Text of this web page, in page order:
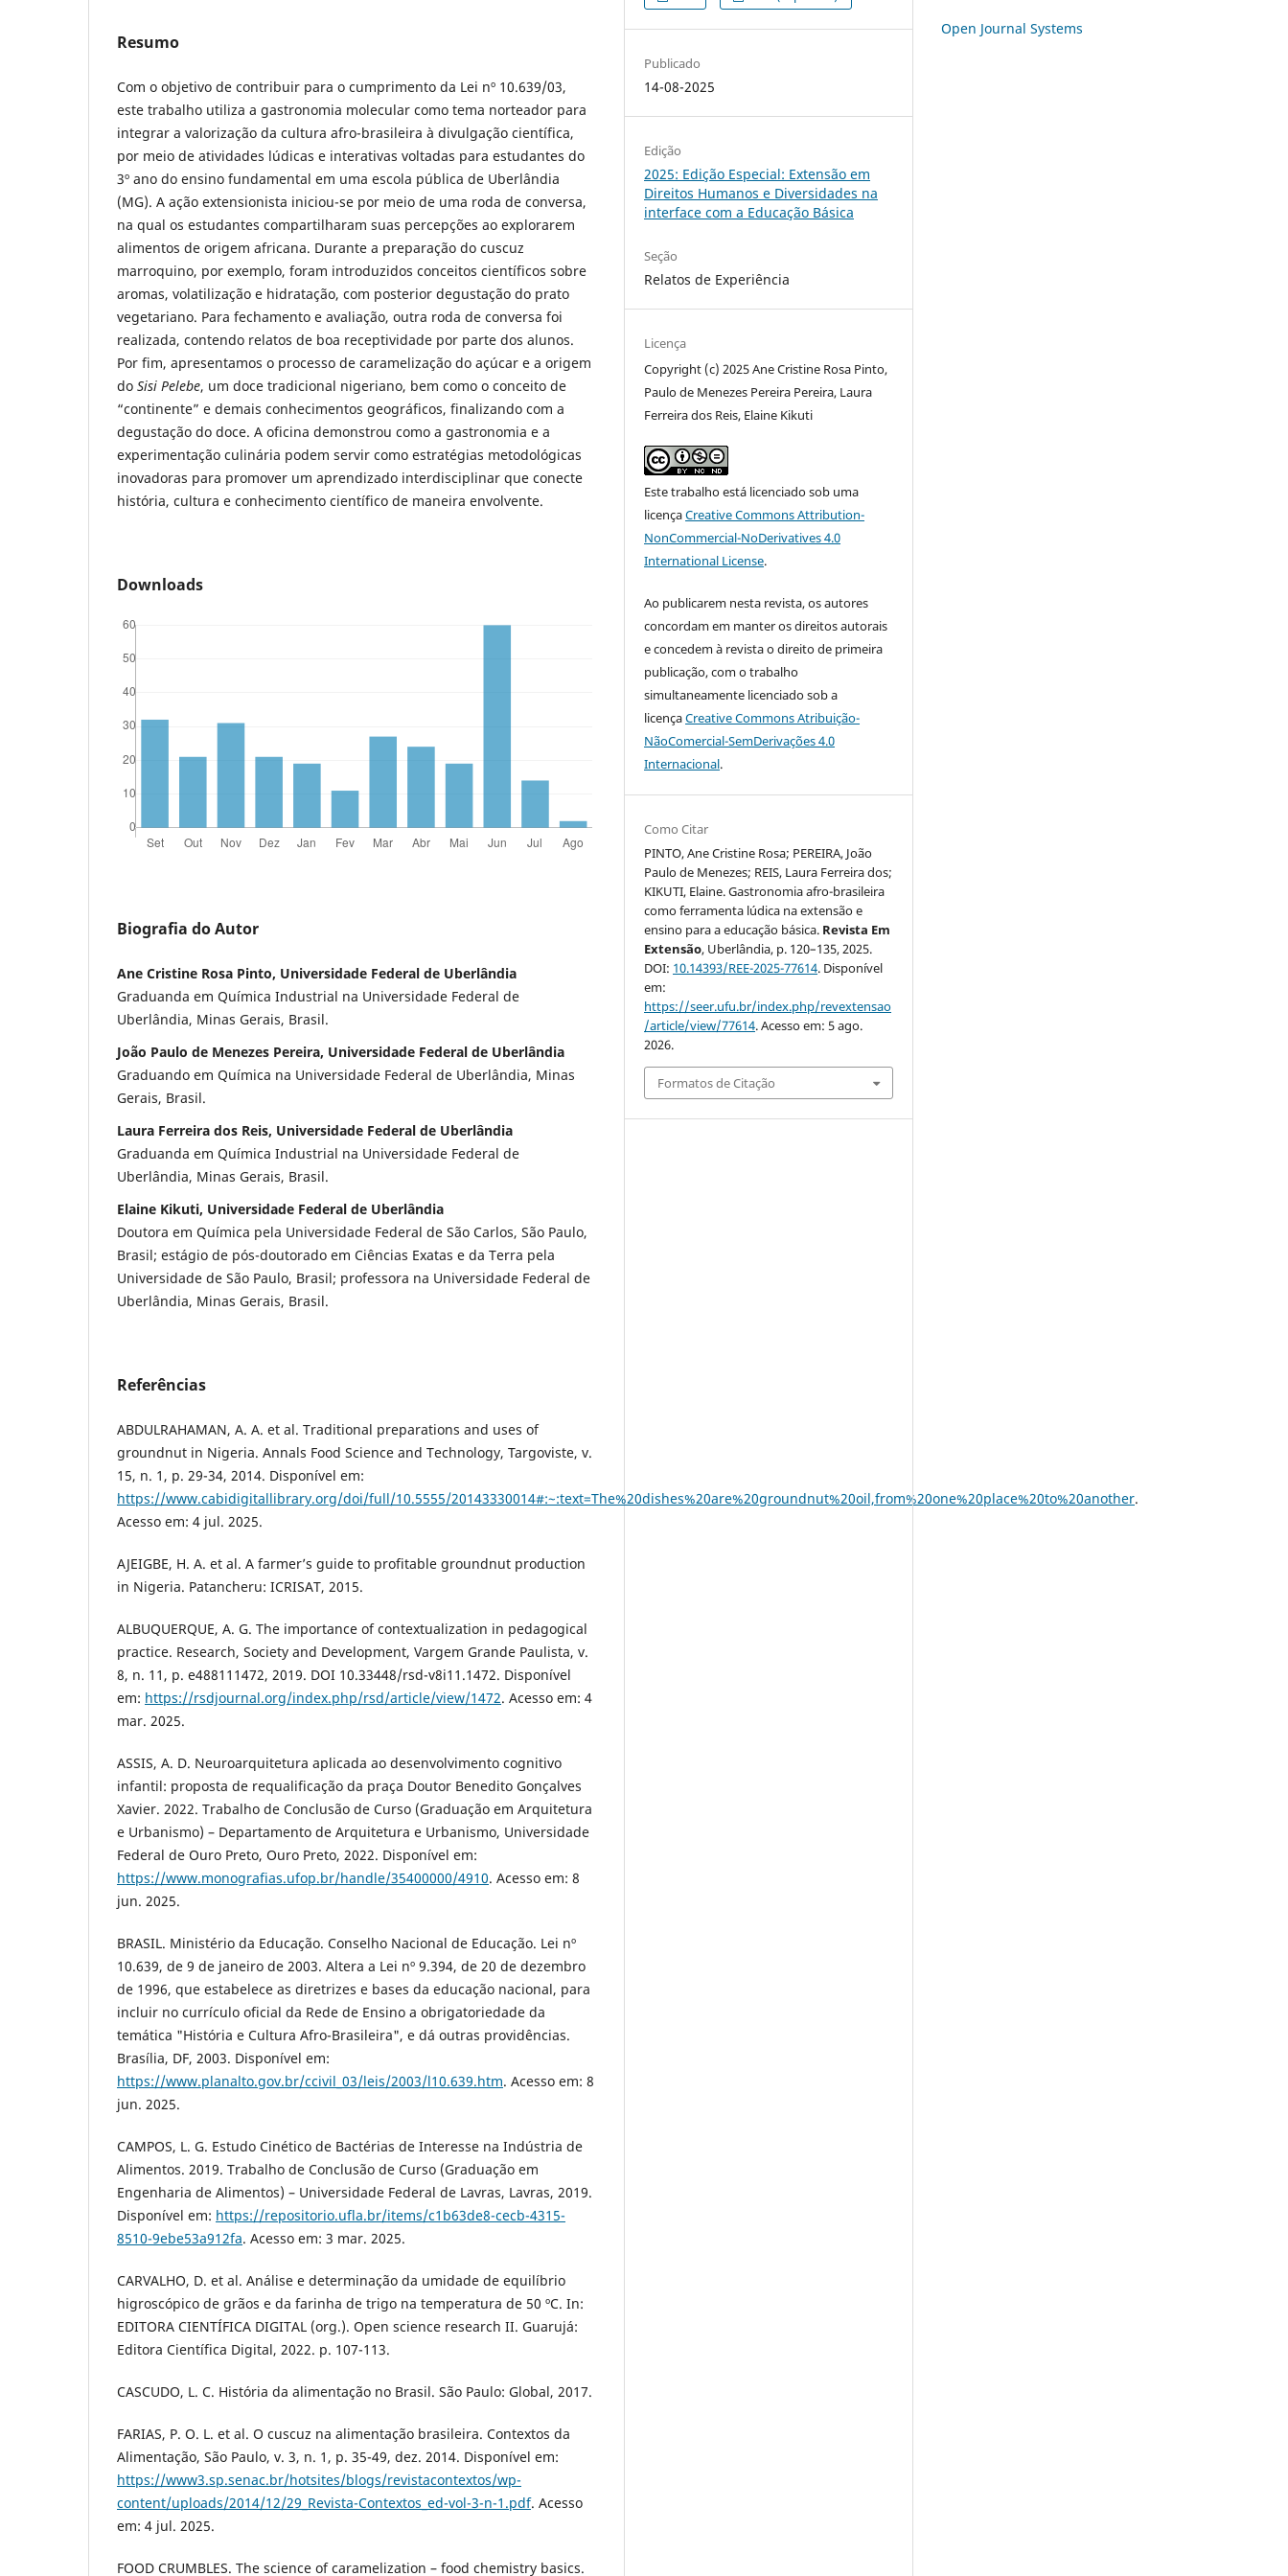
Resumo
Com o objetivo de contribuir para o cumprimento da Lei nº 10.639/03,
este trabalho utiliza a gastronomia molecular como tema norteador para
integrar a valorização da cultura afro-brasileira à divulgação científica,
por meio de atividades lúdicas e interativas voltadas para estudantes do
3º ano do ensino fundamental em uma escola pública de Uberlândia
(MG). A ação extensionista iniciou-se por meio de uma roda de conversa,
na qual os estudantes compartilharam suas percepções ao explorarem
alimentos de origem africana. Durante a preparação do cuscuz
marroquino, por exemplo, foram introduzidos conceitos científicos sobre
aromas, volatilização e hidratação, com posterior degustação do prato
vegetariano. Para fechamento e avaliação, outra roda de conversa foi
realizada, contendo relatos de boa receptividade por parte dos alunos.
Por fim, apresentamos o processo de caramelização do açúcar e a origem
do Sisi Pelebe, um doce tradicional nigeriano, bem como o conceito de
“continente” e demais conhecimentos geográficos, finalizando com a
degustação do doce. A oficina demonstrou como a gastronomia e a
experimentação culinária podem servir como estratégias metodológicas
inovadoras para promover um aprendizado interdisciplinar que conecte
história, cultura e conhecimento científico de maneira envolvente.
Downloads
Biografia do Autor
Ane Cristine Rosa Pinto, Universidade Federal de Uberlândia
Graduanda em Química Industrial na Universidade Federal de
Uberlândia, Minas Gerais, Brasil.
João Paulo de Menezes Pereira, Universidade Federal de Uberlândia
Graduando em Química na Universidade Federal de Uberlândia, Minas
Gerais, Brasil.
Laura Ferreira dos Reis, Universidade Federal de Uberlândia
Graduanda em Química Industrial na Universidade Federal de
Uberlândia, Minas Gerais, Brasil.
Elaine Kikuti, Universidade Federal de Uberlândia
Doutora em Química pela Universidade Federal de São Carlos, São Paulo,
Brasil; estágio de pós-doutorado em Ciências Exatas e da Terra pela
Universidade de São Paulo, Brasil; professora na Universidade Federal de
Uberlândia, Minas Gerais, Brasil.
Referências
ABDULRAHAMAN, A. A. et al. Traditional preparations and uses of
groundnut in Nigeria. Annals Food Science and Technology, Targoviste, v.
15, n. 1, p. 29-34, 2014. Disponível em:
https://www.cabidigitallibrary.org/doi/full/10.5555/20143330014#:~:text=The%20dishes%20are%20groundnut%20oil,from%20one%20place%20to%20another.
Acesso em: 4 jul. 2025.
AJEIGBE, H. A. et al. A farmer’s guide to profitable groundnut production
in Nigeria. Patancheru: ICRISAT, 2015.
ALBUQUERQUE, A. G. The importance of contextualization in pedagogical
practice. Research, Society and Development, Vargem Grande Paulista, v.
8, n. 11, p. e488111472, 2019. DOI 10.33448/rsd-v8i11.1472. Disponível
em: https://rsdjournal.org/index.php/rsd/article/view/1472. Acesso em: 4
mar. 2025.
ASSIS, A. D. Neuroarquitetura aplicada ao desenvolvimento cognitivo
infantil: proposta de requalificação da praça Doutor Benedito Gonçalves
Xavier. 2022. Trabalho de Conclusão de Curso (Graduação em Arquitetura
e Urbanismo) – Departamento de Arquitetura e Urbanismo, Universidade
Federal de Ouro Preto, Ouro Preto, 2022. Disponível em:
https://www.monografias.ufop.br/handle/35400000/4910. Acesso em: 8
jun. 2025.
BRASIL. Ministério da Educação. Conselho Nacional de Educação. Lei nº
10.639, de 9 de janeiro de 2003. Altera a Lei nº 9.394, de 20 de dezembro
de 1996, que estabelece as diretrizes e bases da educação nacional, para
incluir no currículo oficial da Rede de Ensino a obrigatoriedade da
temática "História e Cultura Afro-Brasileira", e dá outras providências.
Brasília, DF, 2003. Disponível em:
https://www.planalto.gov.br/ccivil_03/leis/2003/l10.639.htm. Acesso em: 8
jun. 2025.
CAMPOS, L. G. Estudo Cinético de Bactérias de Interesse na Indústria de
Alimentos. 2019. Trabalho de Conclusão de Curso (Graduação em
Engenharia de Alimentos) – Universidade Federal de Lavras, Lavras, 2019.
Disponível em: https://repositorio.ufla.br/items/c1b63de8-cecb-4315-
8510-9ebe53a912fa. Acesso em: 3 mar. 2025.
CARVALHO, D. et al. Análise e determinação da umidade de equilíbrio
higroscópico de grãos e da farinha de trigo na temperatura de 50 ºC. In:
EDITORA CIENTÍFICA DIGITAL (org.). Open science research II. Guarujá:
Editora Científica Digital, 2022. p. 107-113.
CASCUDO, L. C. História da alimentação no Brasil. São Paulo: Global, 2017.
FARIAS, P. O. L. et al. O cuscuz na alimentação brasileira. Contextos da
Alimentação, São Paulo, v. 3, n. 1, p. 35-49, dez. 2014. Disponível em:
https://www3.sp.senac.br/hotsites/blogs/revistacontextos/wp-
content/uploads/2014/12/29_Revista-Contextos_ed-vol-3-n-1.pdf. Acesso
em: 4 jul. 2025.
FOOD CRUMBLES. The science of caramelization – food chemistry basics.
Publicado
14-08-2025
Edição
2025: Edição Especial: Extensão em
Direitos Humanos e Diversidades na
interface com a Educação Básica
Seção
Relatos de Experiência
Licença
Copyright (c) 2025 Ane Cristine Rosa Pinto,
Paulo de Menezes Pereira Pereira, Laura
Ferreira dos Reis, Elaine Kikuti
Este trabalho está licenciado sob uma
licençaCreative Commons Attribution-
NonCommercial-NoDerivatives 4.0
International License.
Ao publicarem nesta revista, os autores
concordam em manter os direitos autorais
e concedem à revista o direito de primeira
publicação, com o trabalho
simultaneamente licenciado sob a
licençaCreative Commons Atribuição-
NãoComercial-SemDerivações 4.0
Internacional.
Como Citar
PINTO, Ane Cristine Rosa; PEREIRA, João
Paulo de Menezes; REIS, Laura Ferreira dos;
KIKUTI, Elaine. Gastronomia afro-brasileira
como ferramenta lúdica na extensão e
ensino para a educação básica. Revista Em
Extensão, Uberlândia, p. 120–135, 2025.
DOI: 10.14393/REE-2025-77614. Disponível
em:
https://seer.ufu.br/index.php/revextensao
/article/view/77614. Acesso em: 5 ago.
2026.
Formatos de Citação
Open Journal Systems